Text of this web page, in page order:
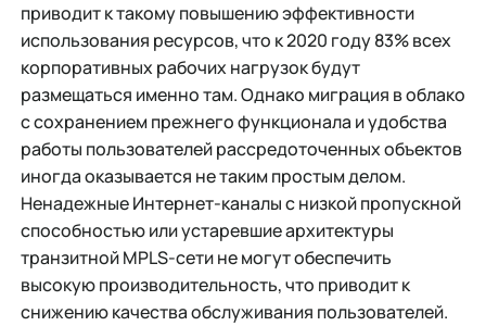
приводит к такому повышению эффективности
использования ресурсов, что к 2020 году 83% всех
корпоративных рабочих нагрузок будут
размещаться именно там. Однако миграция в облако
с сохранением прежнего функционала и удобства
работы пользователей рассредоточенных объектов
иногда оказывается не таким простым делом.
Ненадежные Интернет-каналы с низкой пропускной
способностью или устаревшие архитектуры
транзитной MPLS-сети не могут обеспечить
высокую производительность, что приводит к
снижению качества обслуживания пользователей.